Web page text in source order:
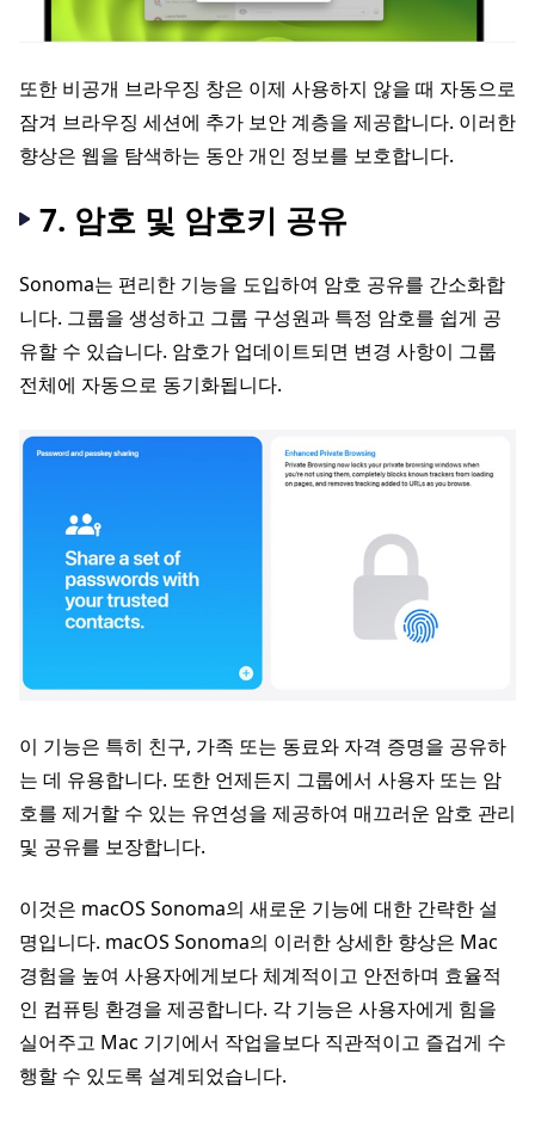
또한 비공개 브라우징 창은 이제 사용하지 않을 때 자동으로
잠겨 브라우징 세션에 추가 보안 계층을 제공합니다. 이러한
향상은 웹을 탐색하는 동안 개인 정보를 보호합니다.
7. 암호 및 암호키 공유
Sonoma는 편리한 기능을 도입하여 암호 공유를 간소화합
니다. 그룹을 생성하고 그룹 구성원과 특정 암호를 쉽게 공
유할 수 있습니다. 암호가 업데이트되면 변경 사항이 그룹
전체에 자동으로 동기화됩니다.
이 기능은 특히 친구, 가족 또는 동료와 자격 증명을 공유하
는 데 유용합니다. 또한 언제든지 그룹에서 사용자 또는 암
호를 제거할 수 있는 유연성을 제공하여 매끄러운 암호 관리
및 공유를 보장합니다.
이것은 macOS Sonoma의 새로운 기능에 대한 간략한 설
명입니다. macOS Sonoma의 이러한 상세한 향상은 Mac
경험을 높여 사용자에게보다 체계적이고 안전하며 효율적
인 컴퓨팅 환경을 제공합니다. 각 기능은 사용자에게 힘을
실어주고 Mac 기기에서 작업을보다 직관적이고 즐겁게 수
행할 수 있도록 설계되었습니다.